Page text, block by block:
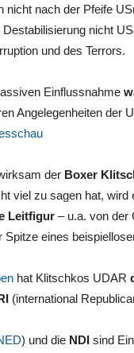
nicht nach der Pfeife
nicht
und des Terrors.
Einflussnahme
Angelegenheiten der
der Boxer
viel zu sagen hat,
Leitfigur – u.a. von der
Spitze eines
hat Klitschkos UDAR
(international
) und die NDI sind